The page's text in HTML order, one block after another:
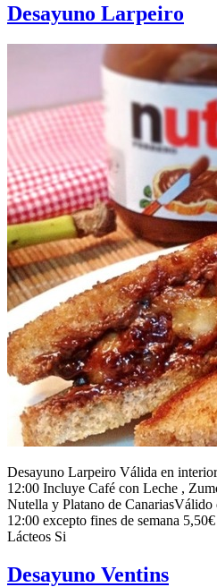
Desayuno Larpeiro
Desayuno Larpeiro Válida en
12:00 Incluye Café con Leche ,
Nutella y Platano de CanariasVálido
12:00 excepto fines de semana
Lácteos Si
Desayuno Ventins